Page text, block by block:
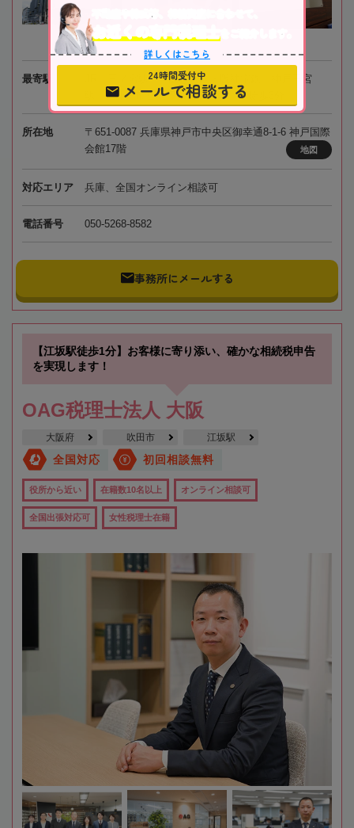
最寄駅
JR「三ノ宮駅」 / 阪急電鉄・阪神電鉄「神戸三宮
駅」 / 神戸市営地下鉄「三宮駅」各徒歩3分
所在地
〒651-0087 兵庫県神戸市中央区御幸通8-1-6 神戸国際
会館17階
地図
対応エリア 兵庫、全国オンライン相談可
電話番号 050-5268-8582
事務所にメールする
【江坂駅徒歩1分】お客様に寄り添い、確かな相続税申告
を実現します！
OAG税理士法人 大阪
大阪府 吹田市 江坂駅
全国対応 初回相談無料
役所から近い 在籍数10名以上 オンライン相談可
全国出張対応可 女性税理士在籍
不動産や株式等、相続資産に合わせて、
お近くの専門税理士
をご紹介します。
詳しくはこちら
24時間受付中
メールで相談する